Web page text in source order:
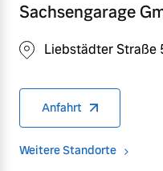
Sachsengarage
Liebstädter Straße
Anfahrt
Weitere Standorte